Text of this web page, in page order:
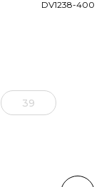
DV1238-400
39